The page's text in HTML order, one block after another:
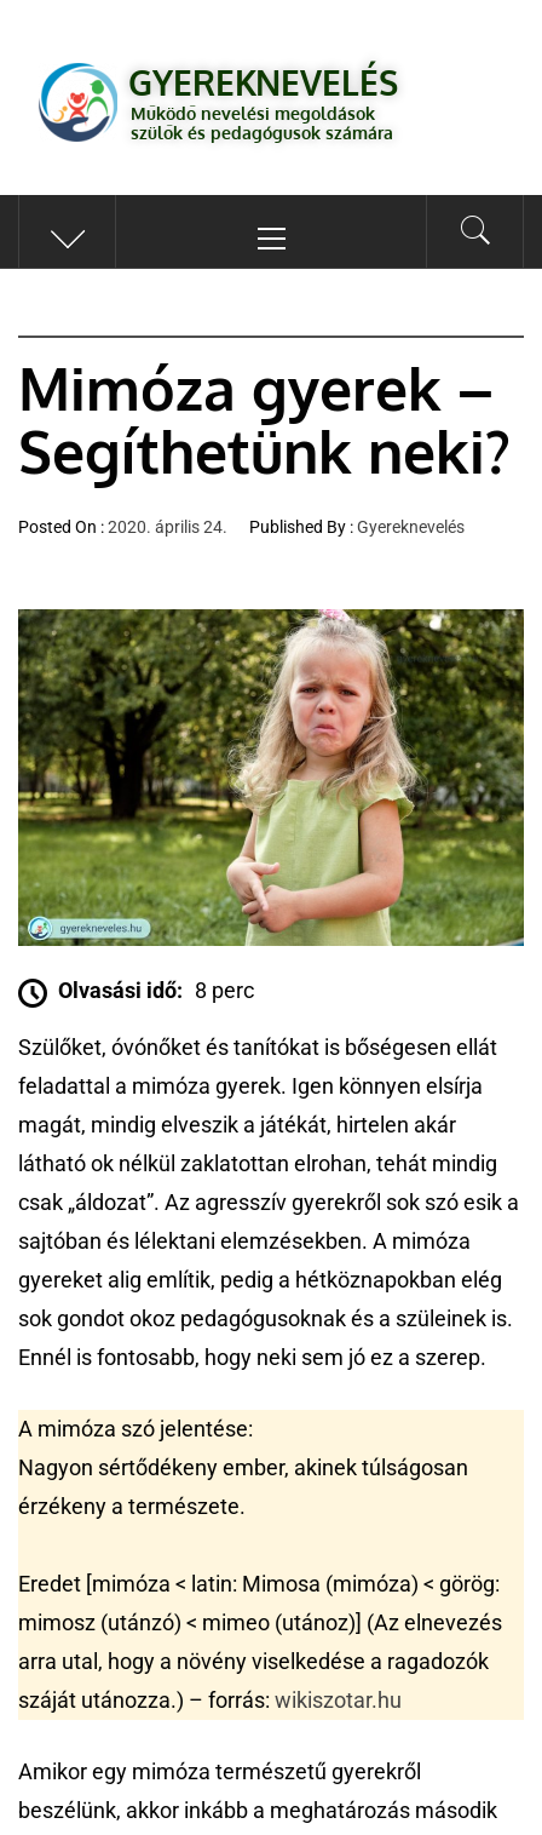
GYEREKNEVELÉS
számára
GYEREKNEVELÉS
Működő nevelési megoldások
szülők és pedagógusok számára
Mimóza gyerek –
Segíthetünk neki?
Posted On :2020. április 24. Published By :Gyereknevelés
Olvasási idő: 8 perc
Szülőket, óvónőket és tanítókat is bőségesen ellát
feladattal a mimóza gyerek. Igen könnyen elsírja
magát, mindig elveszik a játékát, hirtelen akár
látható ok nélkül zaklatottan elrohan, tehát mindig
csak „áldozat”. Az agresszív gyerekről sok szó esik a
sajtóban és lélektani elemzésekben. A mimóza
gyereket alig említik, pedig a hétköznapokban elég
sok gondot okoz pedagógusoknak és a szüleinek is.
Ennél is fontosabb, hogy neki sem jó ez a szerep.
A mimóza szó jelentése:
Nagyon sértődékeny ember, akinek túlságosan
érzékeny a természete.
Eredet [mimóza < latin: Mimosa (mimóza) < görög:
mimosz (utánzó) < mimeo (utánoz)] (Az elnevezés
arra utal, hogy a növény viselkedése a ragadozók
száját utánozza.) – forrás: wikiszotar.hu
Amikor egy mimóza természetű gyerekről
beszélünk, akkor inkább a meghatározás második